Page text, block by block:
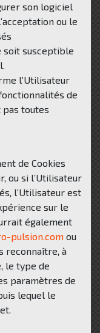
son logiciel
ou le
soit susceptible
l’Utilisateur
de
pas toutes
de Cookies
ou si l’Utilisateur
l’Utilisateur est
sur le
également
pulsion.com ou
reconnaître, à
le type de
paramètres de
lequel le